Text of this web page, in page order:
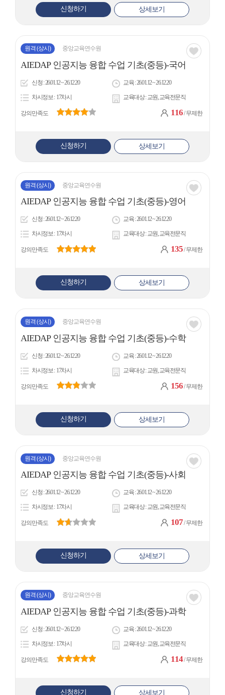
신청하기 상세보기
원격 (상시) 중앙교육연수원 관심
AIEDAP 인공지능 융합 수업 기초(중등)-국어
신청 26.01.12 ~ 26.12.20 교육 26.01.12 ~ 26.12.20
차시정보 17차시 교육대상 교원, 교육전문직
강의만족도 116/ 무제한
신청하기 상세보기
원격 (상시) 중앙교육연수원 관심
AIEDAP 인공지능 융합 수업 기초(중등)-영어
신청 26.01.12 ~ 26.12.20 교육 26.01.12 ~ 26.12.20
차시정보 17차시 교육대상 교원, 교육전문직
강의만족도 135/ 무제한
신청하기 상세보기
원격 (상시) 중앙교육연수원 관심
AIEDAP 인공지능 융합 수업 기초(중등)-수학
신청 26.01.12 ~ 26.12.20 교육 26.01.12 ~ 26.12.20
차시정보 17차시 교육대상 교원, 교육전문직
강의만족도 156/ 무제한
신청하기 상세보기
원격 (상시) 중앙교육연수원 관심
AIEDAP 인공지능 융합 수업 기초(중등)-사회
신청 26.01.12 ~ 26.12.20 교육 26.01.12 ~ 26.12.20
차시정보 17차시 교육대상 교원, 교육전문직
강의만족도 107/ 무제한
신청하기 상세보기
원격 (상시) 중앙교육연수원 관심
AIEDAP 인공지능 융합 수업 기초(중등)-과학
신청 26.01.12 ~ 26.12.20 교육 26.01.12 ~ 26.12.20
차시정보 17차시 교육대상 교원, 교육전문직
강의만족도 114/ 무제한
신청하기 상세보기